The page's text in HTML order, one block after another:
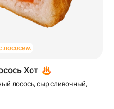
лососем
Хот
лосось, сыр сливочный,